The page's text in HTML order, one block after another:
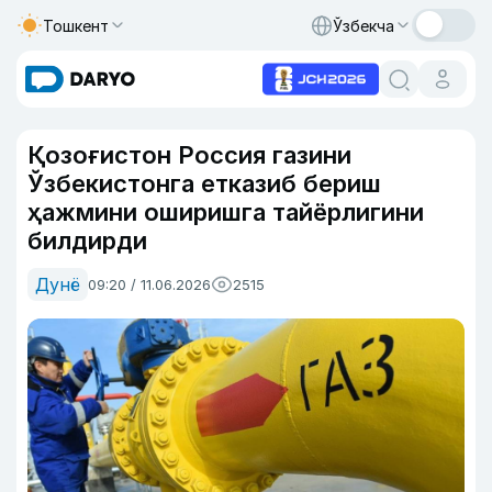
Тошкент Ўзбекча
Қозоғистон Россия газини
Ўзбекистонга етказиб бериш
ҳажмини оширишга тайёрлигини
билдирди
Дунё 09:20 / 11.06.2026 2515